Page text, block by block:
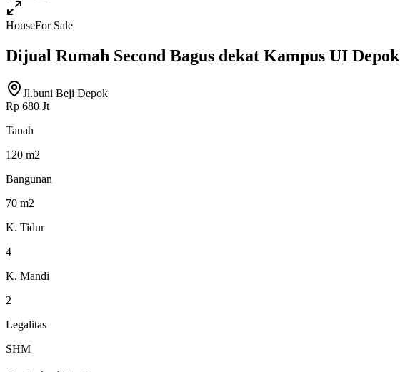
HouseFor Sale
Dijual Rumah Second Bagus dekat Kampus UI Depok
Jl.buni Beji Depok
Rp 680 Jt
Tanah
120 m2
Bangunan
70 m2
K. Tidur
4
K. Mandi
2
Legalitas
SHM